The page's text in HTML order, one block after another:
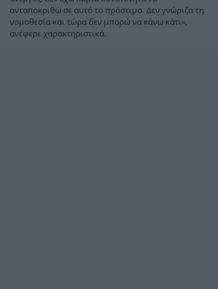
ανταποκριθώ σε αυτό το πρόστιμο. Δεν γνώριζα τη
νομοθεσία και τώρα δεν μπορώ να κάνω κάτι»,
ανέφερε χαρακτηριστικά.